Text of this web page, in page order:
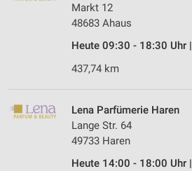
Markt 12
48683 Ahaus
Heute 09:30 - 18:30 Uhr |
437,74 km
Lena Parfümerie Haren
Lange Str. 64
49733 Haren
Heute 14:00 - 18:00 Uhr |